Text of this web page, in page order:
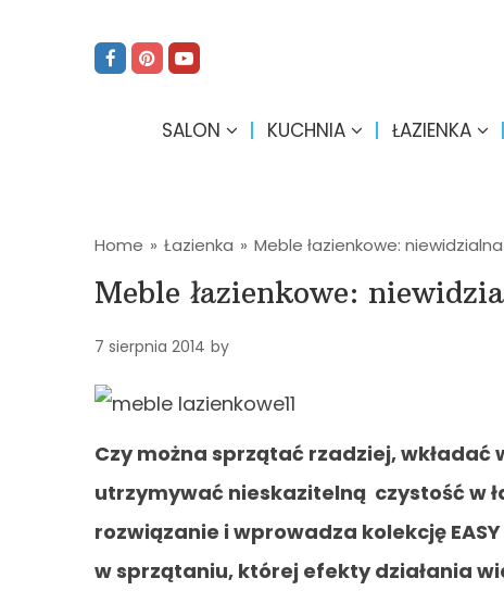
SALON KUCHNIA ŁAZIENKA
Home » Łazienka » Meble łazienkowe:
Meble łazienkowe:
7 sierpnia 2014 by
Czy można sprzątać rzadziej, wkładać
utrzymywać nieskazitelną czystość w
rozwiązanie i wprowadza kolekcję
w sprzątaniu, której efekty działania